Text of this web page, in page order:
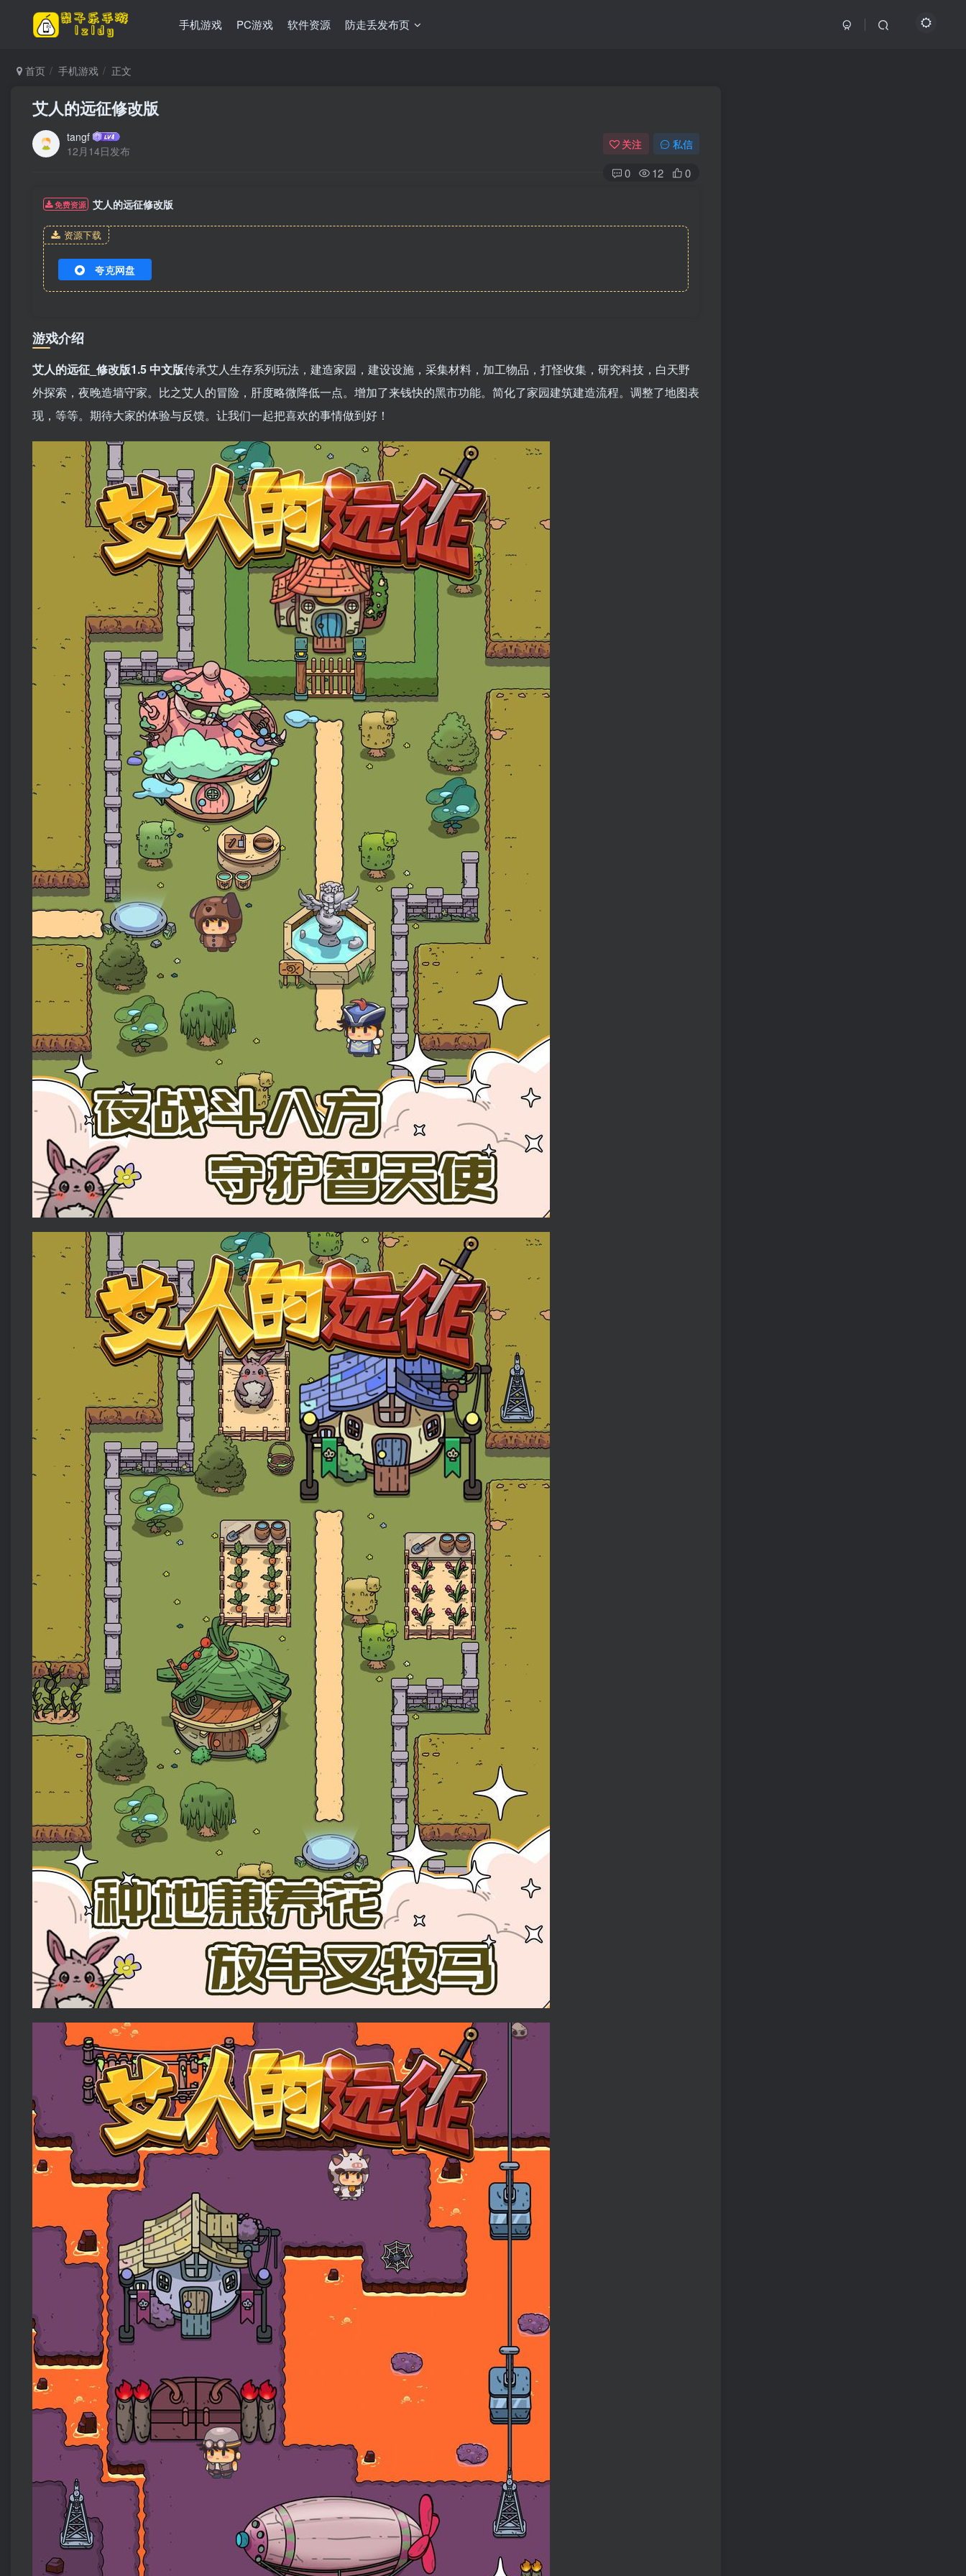
手机游戏 PC游戏 软件资源 防走丢发布页
首页 手机游戏 正文
艾人的远征修改版
tangf
12月14日发布
关注 私信
0 12 0
免费资源 艾人的远征修改版
资源下载
夸克网盘
游戏介绍
艾人的远征_修改版1.5 中文版传承艾人生存系列玩法，建造家园，建设设施，采集材料，加工物品，打怪收集，研究科技，白天野
外探索，夜晚造墙守家。比之艾人的冒险，肝度略微降低一点。增加了来钱快的黑市功能。简化了家园建筑建造流程。调整了地图表
现，等等。期待大家的体验与反馈。让我们一起把喜欢的事情做到好！